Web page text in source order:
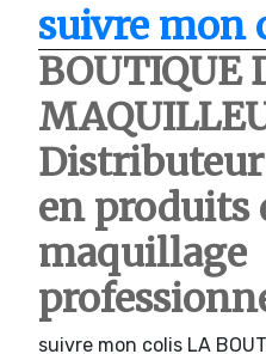
suivre mon
BOUTIQUE
en produits
maquillage
suivre mon colis LA